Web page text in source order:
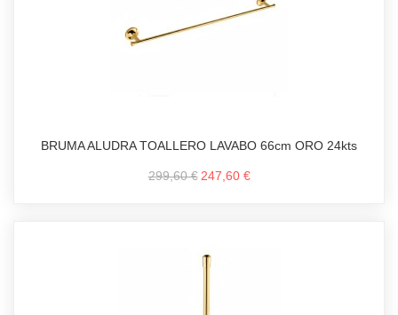
BRUMA ALUDRA TOALLERO LAVABO 66cm ORO 24kts
299,60 € 247,60 €